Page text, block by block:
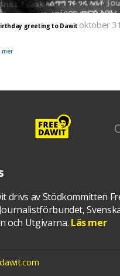
greeting to Dawit oktober
mer
drivs av Stödkommitten
och Utgivarna. Läs mer